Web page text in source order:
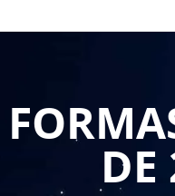
VBA en 1 journée
les possibilités
en une seule
maîtrisant à la fois la
DE